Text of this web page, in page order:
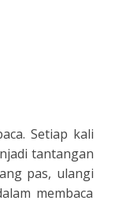
Setiap kali
tantangan
pas, ulangi
membaca